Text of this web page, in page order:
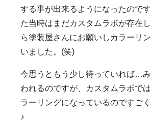
する事が出来るようになったので
た当時はまだカスタムラボが存在
ら塗装屋さんにお願いしカラーリ
いました。(笑)
今思うともう少し待っていれば…
われるのですが、カスタムラボで
ラーリングになっているのですご
♪